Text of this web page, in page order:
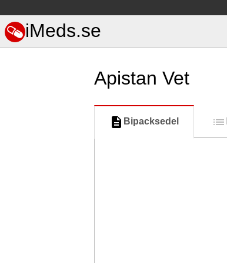
iMeds.se
Apistan Vet
Bipacksedel